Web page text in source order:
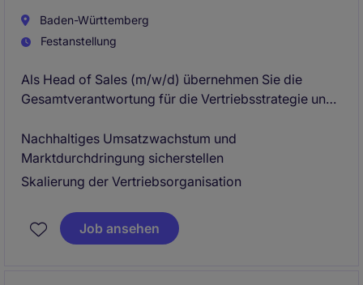
Cybersecurity mit.
Baden-Württemberg
Festanstellung
Als Head of Sales (m/w/d) übernehmen Sie die
Gesamtverantwortung für die Vertriebsstrategie und
Ihre zentralen Ziele:
Nachhaltiges Umsatzwachstum und
Marktdurchdringung sicherstellen
Skalierung der Vertriebsorganisation
Job ansehen